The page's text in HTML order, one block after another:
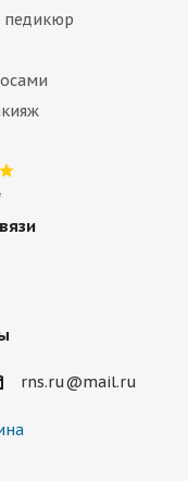
педикюр
rns.ru@mail.ru